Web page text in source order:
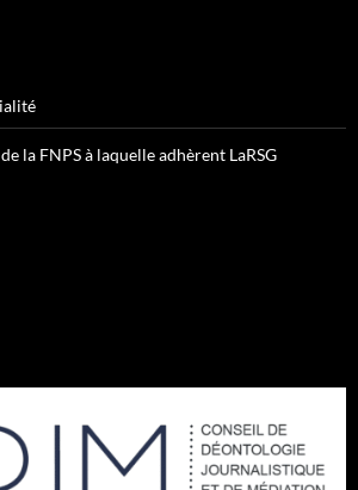
la FNPS à laquelle adhèrent LaRSG